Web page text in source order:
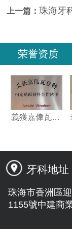
上一篇：珠海牙科—乳牙不銹鋼
荣誉资质
牙科地址
珠海市香洲區
1155號中建商